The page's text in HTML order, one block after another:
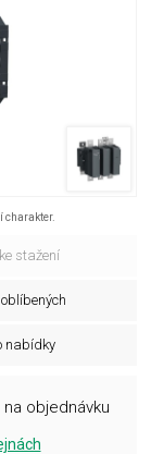
charakter.
stažení
nabídky
na objednávku